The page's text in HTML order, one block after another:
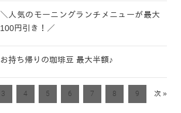
＼人気のモーニングランチメニューが最大
100円引き！／
お持ち帰りの珈琲豆 最大半額♪
3 4 5 6 7 8 9 次 »